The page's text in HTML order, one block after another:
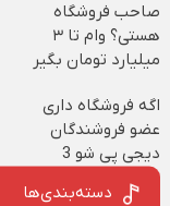
صاحب فروشگاه
هستی؟ وام تا ۳
میلیارد تومان بگیر
اگه فروشگاه داری
عضو فروشندگان
دیجی پی شو 3
میلیارد وام بگیر
دسته‌بندی‌ها